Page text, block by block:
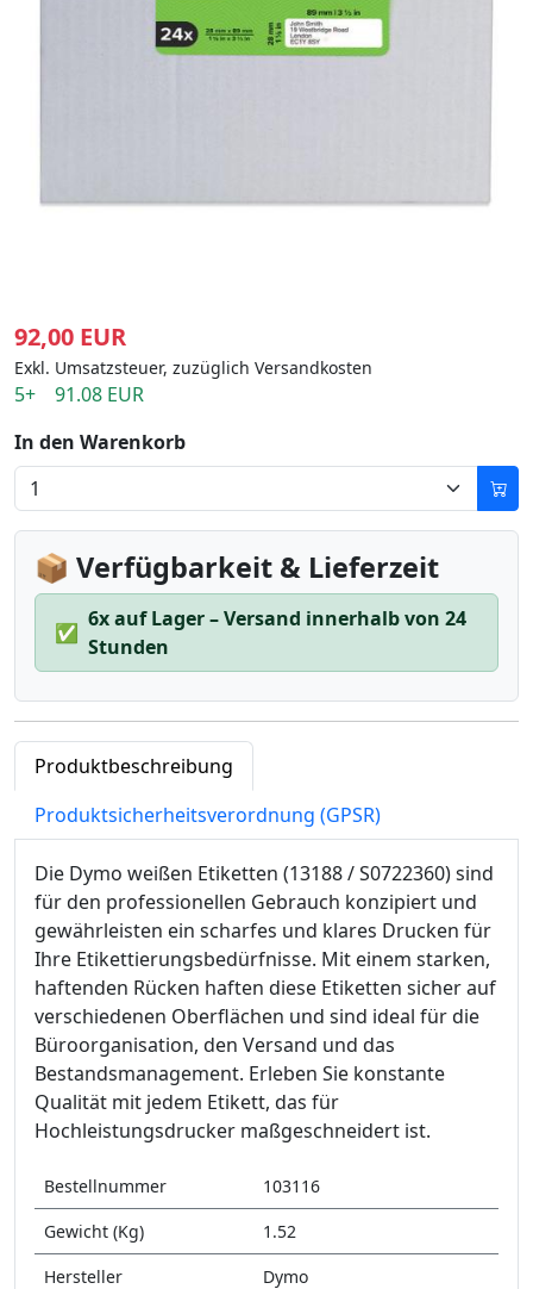
92,00 EUR
Exkl. Umsatzsteuer, zuzüglich Versandkosten
5+ 91.08 EUR
In den Warenkorb
📦 Verfügbarkeit & Lieferzeit
✅
6x auf Lager – Versand innerhalb von 24
Stunden
Produktbeschreibung
Produktsicherheitsverordnung (GPSR)
Die Dymo weißen Etiketten (13188 / S0722360) sind
für den professionellen Gebrauch konzipiert und
gewährleisten ein scharfes und klares Drucken für
Ihre Etikettierungsbedürfnisse. Mit einem starken,
haftenden Rücken haften diese Etiketten sicher auf
verschiedenen Oberflächen und sind ideal für die
Büroorganisation, den Versand und das
Bestandsmanagement. Erleben Sie konstante
Qualität mit jedem Etikett, das für
Hochleistungsdrucker maßgeschneidert ist.
Bestellnummer
103116
Gewicht (Kg)
1.52
Hersteller
Dymo